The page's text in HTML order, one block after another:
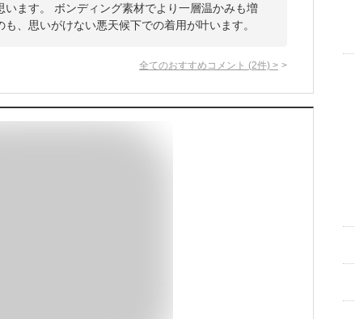
ます。 ボンディング素材でより一層温かみも増
、思いがけない悪天候下での着用が叶います。
全てのおすすめコメント (2件) >